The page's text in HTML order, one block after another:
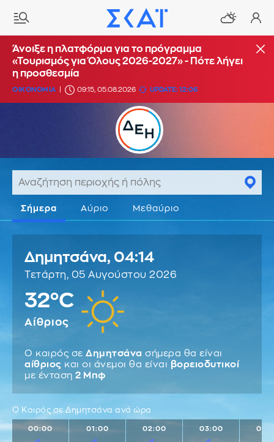
Άνοιξε η πλατφόρμα για το πρόγραμμα
«Τουρισμός για Όλους 2026-2027» - Πότε λήγει
η προσθεσμία
ΟΙΚΟΝΟΜΙΑ 09:15, 05.08.2026 UPDATE: 12:06
Σήμερα Αύριο Μεθαύριο
Δημητσάνα, 04:14
Τετάρτη, 05 Αυγούστου 2026
32°C
Αίθριος
Ο καιρός σε Δημητσάνα σήμερα θα είναι
αίθριος και οι άνεμοι θα είναι βορειοδυτικοί
με ένταση 2 Μπφ
Ο Καιρός σε Δημητσάνα ανά ώρα
00:00 01:00 02:00 03:00